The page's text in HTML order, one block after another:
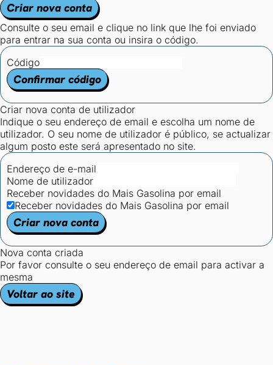
Criar nova conta
Consulte o seu email e clique no link que lhe foi enviado
para entrar na sua conta ou insira o código.
Código
Confirmar código
Criar nova conta de utilizador
Indique o seu endereço de email e escolha um nome de
utilizador. O seu nome de utilizador é público, se actualizar
algum posto este será apresentado no site.
Endereço de e-mail
Nome de utilizador
Receber novidades do Mais Gasolina por email
Receber novidades do Mais Gasolina por email
Criar nova conta
Nova conta criada
Por favor consulte o seu endereço de email para activar a
mesma
Voltar ao site